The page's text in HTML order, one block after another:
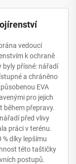
vedoucí
k ochraně
byly přísné: nářadí
a chráněno
EVA
pro jejich
během přepravy.
před vlivy
práci v terénu.
díky lepšímu
této taštičky
postupů.